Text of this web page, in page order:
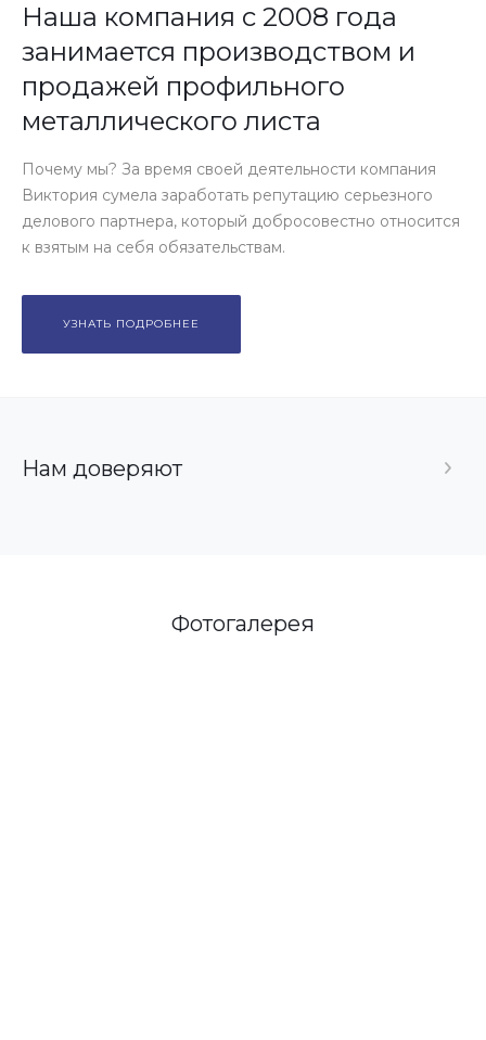
Наша компания с 2008 года
занимается производством и
продажей профильного
металлического листа
Почему мы? За время своей деятельности компания
Виктория сумела заработать репутацию серьезного
делового партнера, который добросовестно относится
к взятым на себя обязательствам.
УЗНАТЬ ПОДРОБНЕЕ
Нам доверяют
Фотогалерея